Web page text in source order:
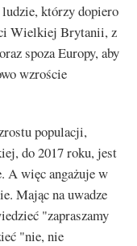
którzy dopiero
Wielkiej Brytanii, z
spoza Europy, aby
wzroście
populacji,
do 2017 roku, jest
A więc angażuje w
Mając na uwadze
"zapraszamy
"nie, nie